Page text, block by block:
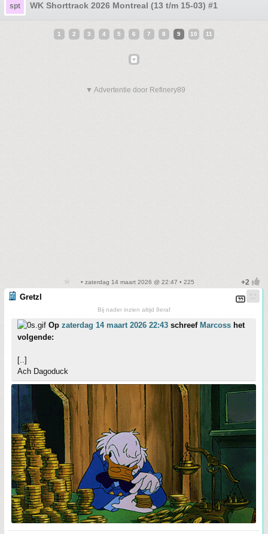
spt WK Shorttrack 2026 Montreal (13 t/m 15-03) #1
1 2 3 4 5 6 7 8 9 10 11
▼ Advertentie door Refinery89
• zaterdag 14 maart 2026 @ 22:47 • 225
Gretzl
Bij nader inzien altijd 8eraf
Op zaterdag 14 maart 2026 22:43 schreef Marcoss het
volgende:
[..]
Ach Dagoduck